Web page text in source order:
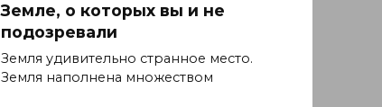
Земле, о которых вы и не
подозревали
Земля удивительно странное место.
Земля наполнена множеством